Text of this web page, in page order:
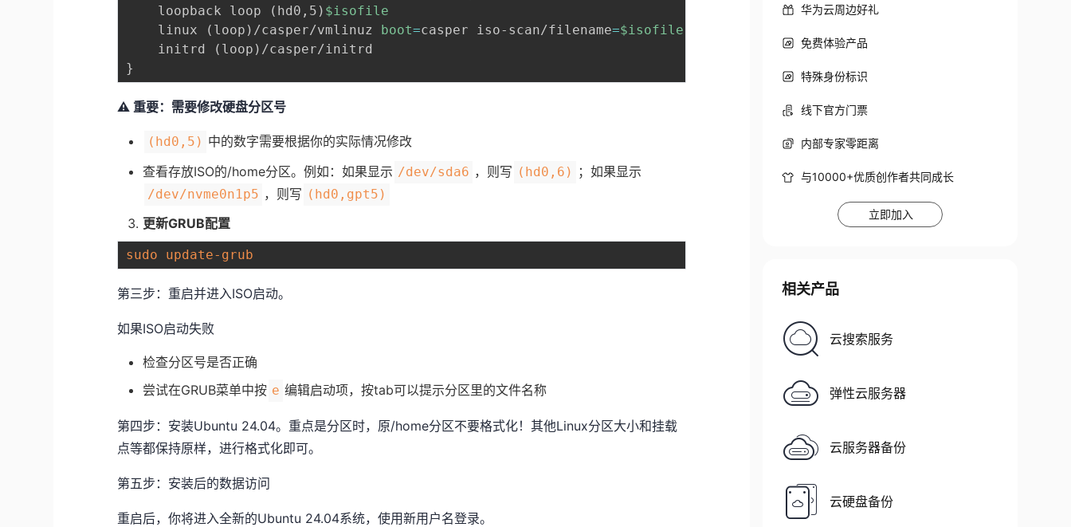
    loopback loop
( hd0,5 ) $isofile
    linux
( loop ) /casper/vmlinuz boot=casper iso-scan/filename=$isofile
    initrd
( loop )
}
⚠️ 重要：需要修改硬盘分区号
(hd0,5) 中的数字需要根据你的实际情况修改
查看存放ISO的/home分区。例如：如果显示 /dev/sda6 ，则写 (hd0,6) ；如果显示
/dev/nvme0n1p5 ，则写 (hd0,gpt5)
更新GRUB配置
sudo update-grub
第三步：重启并进入ISO启动。
如果ISO启动失败
检查分区号是否正确
尝试在GRUB菜单中按 e 编辑启动项，按tab可以提示分区里的文件名称
第四步：安装Ubuntu 24.04。重点是分区时，原/home分区不要格式化！其他Linux分区大小和挂载
点等都保持原样，进行格式化即可。
第五步：安装后的数据访问
重启后，你将进入全新的Ubuntu 24.04系统，使用新用户名登录。
华为云周边好礼
免费体验产品
特殊身份标识
线下官方门票
内部专家零距离
与10000+优质创作者共同成长
立即加入
相关产品
云搜索服务
弹性云服务器
云服务器备份
云硬盘备份